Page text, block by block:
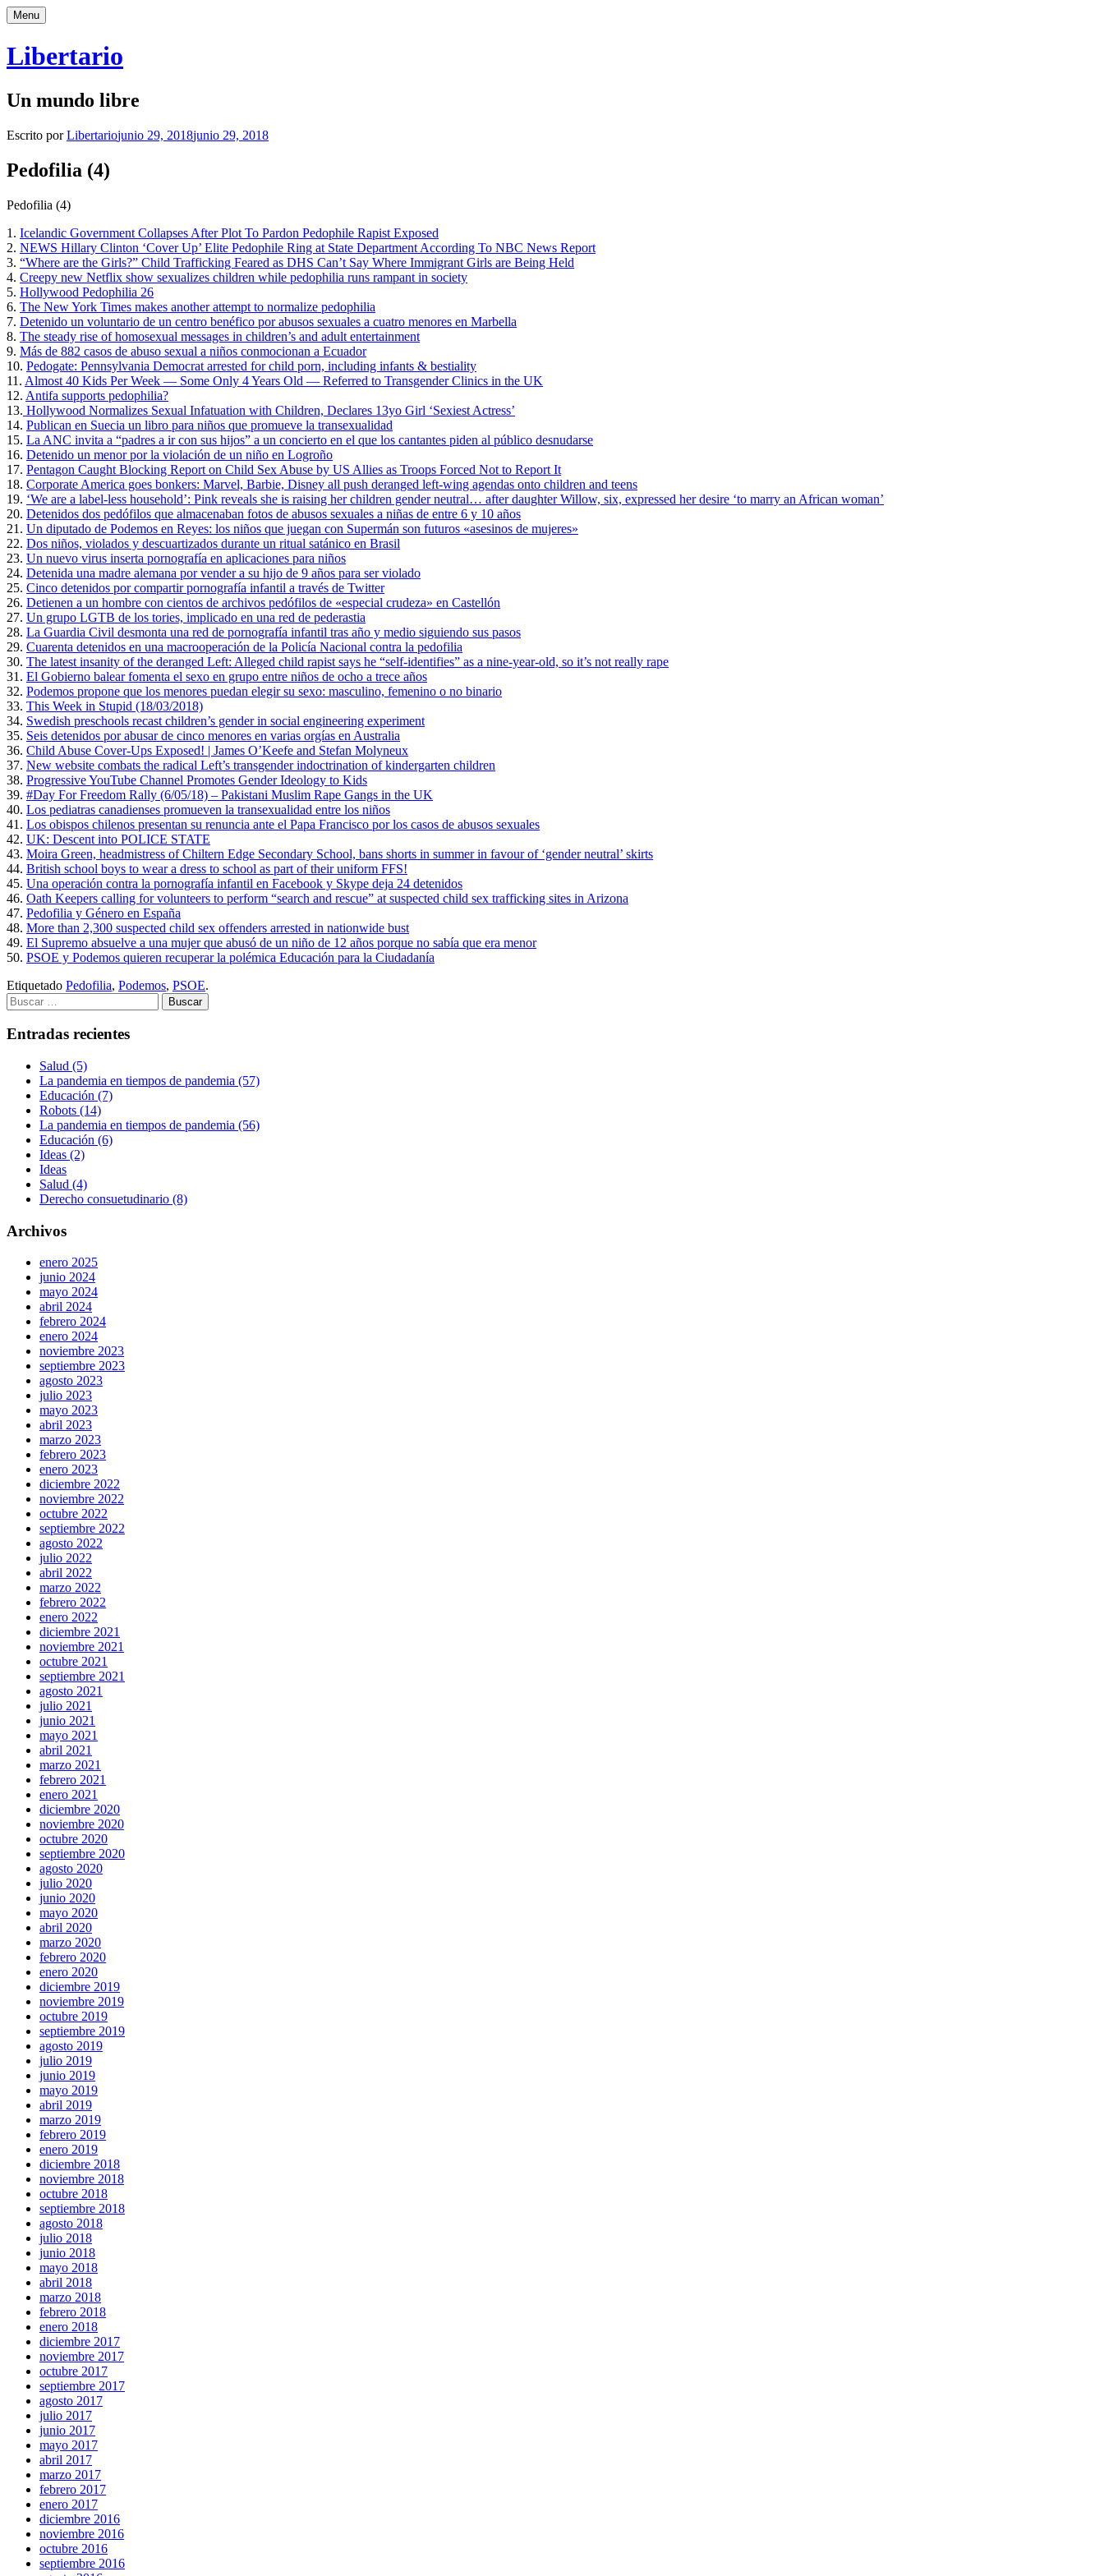
Saltar
al
Menu
Libertario
Un mundo libre
Escrito porLibertariojunio 29, 2018junio 29, 2018
Pedofilia (4)
Pedofilia (4)
1. Icelandic Government Collapses After Plot To Pardon Pedophile Rapist Exposed
2. NEWS Hillary Clinton ‘Cover Up’ Elite Pedophile Ring at State Department According To NBC News Report
3. “Where are the Girls?” Child Trafficking Feared as DHS Can’t Say Where Immigrant Girls are Being Held
4. Creepy new Netflix show sexualizes children while pedophilia runs rampant in society
5. Hollywood Pedophilia 26
6. The New York Times makes another attempt to normalize pedophilia
7. Detenido un voluntario de un centro benéfico por abusos sexuales a cuatro menores en Marbella
8. The steady rise of homosexual messages in children’s and adult entertainment
9. Más de 882 casos de abuso sexual a niños conmocionan a Ecuador
10. Pedogate: Pennsylvania Democrat arrested for child porn, including infants & bestiality
11. Almost 40 Kids Per Week — Some Only 4 Years Old — Referred to Transgender Clinics in the UK
12. Antifa supports pedophilia?
13. Hollywood Normalizes Sexual Infatuation with Children, Declares 13yo Girl ‘Sexiest Actress’
14. Publican en Suecia un libro para niños que promueve la transexualidad
15. La ANC invita a “padres a ir con sus hijos” a un concierto en el que los cantantes piden al público desnudarse
16. Detenido un menor por la violación de un niño en Logroño
17. Pentagon Caught Blocking Report on Child Sex Abuse by US Allies as Troops Forced Not to Report It
18. Corporate America goes bonkers: Marvel, Barbie, Disney all push deranged left-wing agendas onto children and teens
19. ‘We are a label-less household’: Pink reveals she is raising her children gender neutral… after daughter Willow, six, expressed her desire ‘to marry an African woman’
20. Detenidos dos pedófilos que almacenaban fotos de abusos sexuales a niñas de entre 6 y 10 años
21. Un diputado de Podemos en Reyes: los niños que juegan con Supermán son futuros «asesinos de mujeres»
22. Dos niños, violados y descuartizados durante un ritual satánico en Brasil
23. Un nuevo virus inserta pornografía en aplicaciones para niños
24. Detenida una madre alemana por vender a su hijo de 9 años para ser violado
25. Cinco detenidos por compartir pornografía infantil a través de Twitter
26. Detienen a un hombre con cientos de archivos pedófilos de «especial crudeza» en Castellón
27. Un grupo LGTB de los tories, implicado en una red de pederastia
28. La Guardia Civil desmonta una red de pornografía infantil tras año y medio siguiendo sus pasos
29. Cuarenta detenidos en una macrooperación de la Policía Nacional contra la pedofilia
30. The latest insanity of the deranged Left: Alleged child rapist says he “self-identifies” as a nine-year-old, so it’s not really rape
31. El Gobierno balear fomenta el sexo en grupo entre niños de ocho a trece años
32. Podemos propone que los menores puedan elegir su sexo: masculino, femenino o no binario
33. This Week in Stupid (18/03/2018)
34. Swedish preschools recast children’s gender in social engineering experiment
35. Seis detenidos por abusar de cinco menores en varias orgías en Australia
36. Child Abuse Cover-Ups Exposed! | James O’Keefe and Stefan Molyneux
37. New website combats the radical Left’s transgender indoctrination of kindergarten children
38. Progressive YouTube Channel Promotes Gender Ideology to Kids
39. #Day For Freedom Rally (6/05/18) – Pakistani Muslim Rape Gangs in the UK
40. Los pediatras canadienses promueven la transexualidad entre los niños
41. Los obispos chilenos presentan su renuncia ante el Papa Francisco por los casos de abusos sexuales
42. UK: Descent into POLICE STATE
43. Moira Green, headmistress of Chiltern Edge Secondary School, bans shorts in summer in favour of ‘gender neutral’ skirts
44. British school boys to wear a dress to school as part of their uniform FFS!
45. Una operación contra la pornografía infantil en Facebook y Skype deja 24 detenidos
46. Oath Keepers calling for volunteers to perform “search and rescue” at suspected child sex trafficking sites in Arizona
47. Pedofilia y Género en España
48. More than 2,300 suspected child sex offenders arrested in nationwide bust
49. El Supremo absuelve a una mujer que abusó de un niño de 12 años porque no sabía que era menor
50. PSOE y Podemos quieren recuperar la polémica Educación para la Ciudadanía
Etiquetado Pedofilia, Podemos, PSOE.
Buscar:
Entradas recientes
Salud (5)
La pandemia en tiempos de pandemia (57)
Educación (7)
Robots (14)
La pandemia en tiempos de pandemia (56)
Educación (6)
Ideas (2)
Ideas
Salud (4)
Derecho consuetudinario (8)
Archivos
enero 2025
junio 2024
mayo 2024
abril 2024
febrero 2024
enero 2024
noviembre 2023
septiembre 2023
agosto 2023
julio 2023
mayo 2023
abril 2023
marzo 2023
febrero 2023
enero 2023
diciembre 2022
noviembre 2022
octubre 2022
septiembre 2022
agosto 2022
julio 2022
abril 2022
marzo 2022
febrero 2022
enero 2022
diciembre 2021
noviembre 2021
octubre 2021
septiembre 2021
agosto 2021
julio 2021
junio 2021
mayo 2021
abril 2021
marzo 2021
febrero 2021
enero 2021
diciembre 2020
noviembre 2020
octubre 2020
septiembre 2020
agosto 2020
julio 2020
junio 2020
mayo 2020
abril 2020
marzo 2020
febrero 2020
enero 2020
diciembre 2019
noviembre 2019
octubre 2019
septiembre 2019
agosto 2019
julio 2019
junio 2019
mayo 2019
abril 2019
marzo 2019
febrero 2019
enero 2019
diciembre 2018
noviembre 2018
octubre 2018
septiembre 2018
agosto 2018
julio 2018
junio 2018
mayo 2018
abril 2018
marzo 2018
febrero 2018
enero 2018
diciembre 2017
noviembre 2017
octubre 2017
septiembre 2017
agosto 2017
julio 2017
junio 2017
mayo 2017
abril 2017
marzo 2017
febrero 2017
enero 2017
diciembre 2016
noviembre 2016
octubre 2016
septiembre 2016